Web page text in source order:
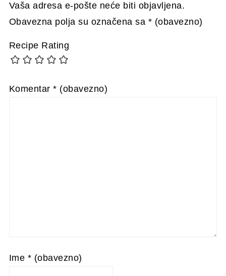
Vaša adresa e-pošte neće biti objavljena.
Obavezna polja su označena sa * (obavezno)
Recipe Rating
Komentar* (obavezno)
Ime * (obavezno)